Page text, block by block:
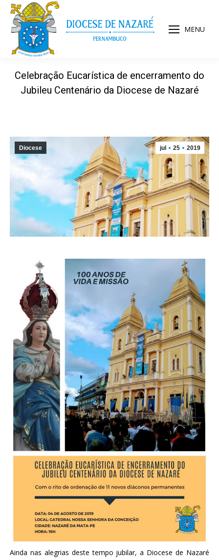
MENU
Celebração Eucarística de encerramento do
Jubileu Centenário da Diocese de Nazaré
jul 25 2019
Diocese
Ainda nas alegrias deste tempo jubilar, a Diocese de Nazaré